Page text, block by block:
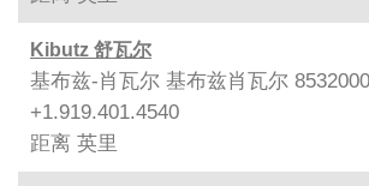
Kibutz 舒瓦尔
基布兹-肖瓦尔 基布兹肖瓦尔 8532000
+1.919.401.4540
距离 英里